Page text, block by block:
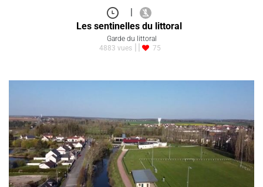
|
Les sentinelles du littoral
Garde du littoral
4883 vues
75